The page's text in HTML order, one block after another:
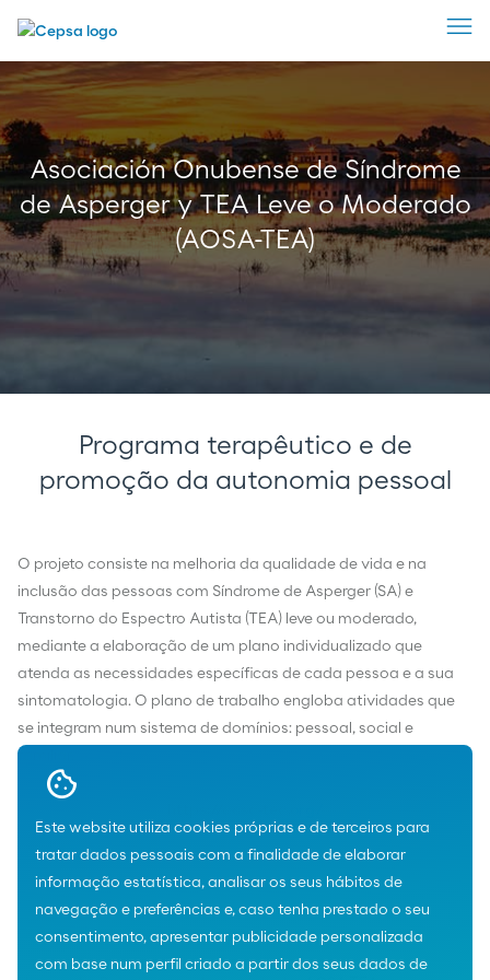
Este website utiliza cookies próprias e de terceiros para
tratar dados pessoais com a finalidade de elaborar
informação estatística, analisar os seus hábitos de
navegação e preferências e, caso tenha prestado o seu
consentimento, apresentar publicidade personalizada
com base num perfil criado a partir dos seus dados de
Asociación Onubense de Síndrome
de Asperger y TEA Leve o Moderado
(AOSA-TEA)
Programa terapêutico e de
promoção da autonomia pessoal
O projeto consiste na melhoria da qualidade de vida e na
inclusão das pessoas com Síndrome de Asperger (SA) e
Transtorno do Espectro Autista (TEA) leve ou moderado,
mediante a elaboração de um plano individualizado que
atenda as necessidades específicas de cada pessoa e a sua
sintomatologia. O plano de trabalho engloba atividades que
se integram num sistema de domínios: pessoal, social e
familiar.